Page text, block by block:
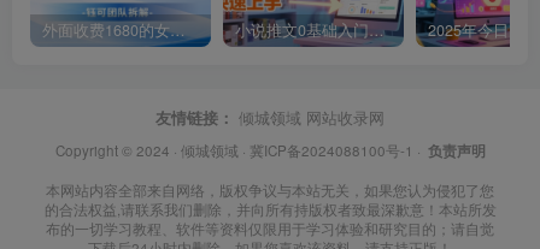
外面收费1680的女粉项目变现，单人单日收益可达1.7k，全自动成交无需维护 小说推文0基础入门教程，0粉就可做，快速上手
友情链接： 倾城领域 网站收录网
Copyright © 2024 · 倾城领域 · 冀ICP备2024088100号-1 · 负责声明
本网站内容全部来自网络，版权争议与本站无关，如果您认为侵犯了您
的合法权益,请联系我们删除，并向所有持版权者致最深歉意！本站所发
布的一切学习教程、软件等资料仅限用于学习体验和研究目的；请自觉